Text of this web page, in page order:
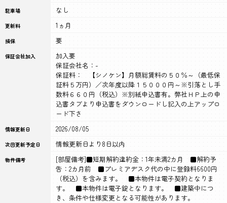
駐車場 なし
更新料 1ヵ月
損保 要
保証会社加入
加入要
保証会社名：-
保証料： 【シノケン】月額総賃料の５０％～（最低保
証料５万円）／次年度以降１５０００円～※引落とし手
数料６６０円（税込）※別紙申込書有。弊社ＨＰ上の申
込書タブより申込書をダウンロードし記入の上アップロ
ード下さ
情報更新日 2026/08/05
次回更新予定日 情報更新日より8日以内
物件備考
[部屋備考]■短期解約違約金：1年未満2カ月 ■解約予
告：2カ月前 ■プレミアデスク代の中に登録料6600円
（税込）を含みます。 ■本物件は電子契約となりま
す。 ■本物件は電子錠となります。 ■建築中につ
き、条件や仕様変更となる可能性があります。